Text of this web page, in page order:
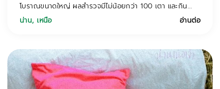
โบราณขนาดใหญ่ ผลสำรวจมีไม่น้อยกว่า 100 เตา และกิน...
น่าน, เหนือ อ่านต่อ